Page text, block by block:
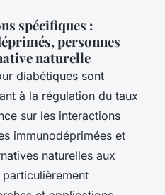
spécifiques :
personnes
naturelle
diabétiques sont
à la régulation du taux
sur les interactions
immunodéprimées et
naturelles aux